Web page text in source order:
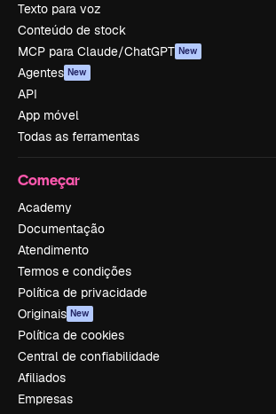
Texto para voz
Conteúdo de stock
MCP para Claude/ChatGPT New
Agentes New
API
App móvel
Todas as ferramentas
Começar
Academy
Documentação
Atendimento
Termos e condições
Política de privacidade
Originais New
Política de cookies
Central de confiabilidade
Afiliados
Empresas